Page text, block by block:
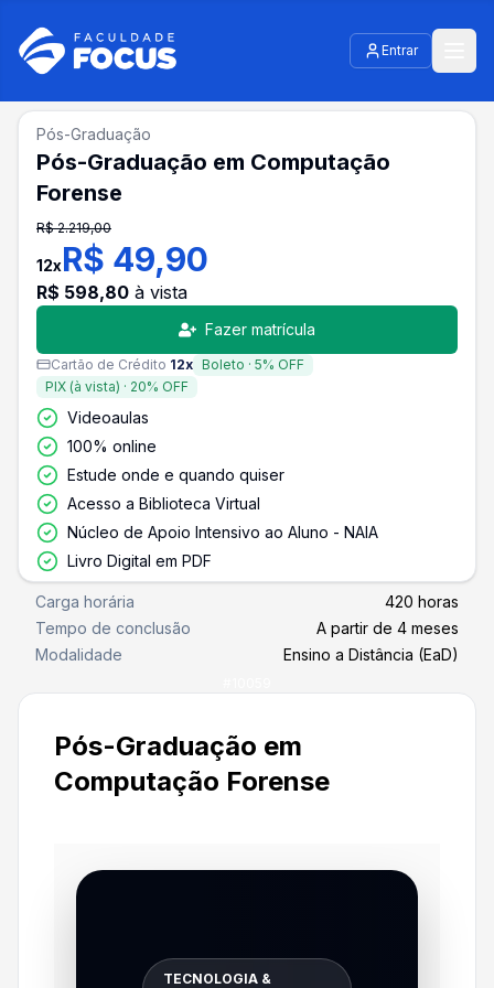
Entrar
Pós-Graduação em
Computação Forense
TECNOLOGIA &
Pós-Graduação
Pós-Graduação em Computação
Forense
R$2.219,00
12xR$ 49,90
R$ 598,80 à vista
Fazer matrícula
Cartão de Crédito 12x Boleto · 5% OFF
PIX (à vista) · 20% OFF
Videoaulas
100% online
Estude onde e quando quiser
Acesso a Biblioteca Virtual
Núcleo de Apoio Intensivo ao Aluno - NAIA
Livro Digital em PDF
Carga horária
420 horas
Tempo de conclusão
A partir de 4 meses
Modalidade
Ensino a Distância (EaD)